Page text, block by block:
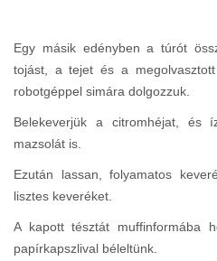
Egy másik edényben a túrót
tojást, a tejet és a
robotgéppel simára dolgozzuk.
Belekeverjük a citromhéjat, és
mazsolát is.
Ezután lassan, folyamatos
lisztes keveréket.
A kapott tésztát muffinformába
papírkapszlival béleltünk.